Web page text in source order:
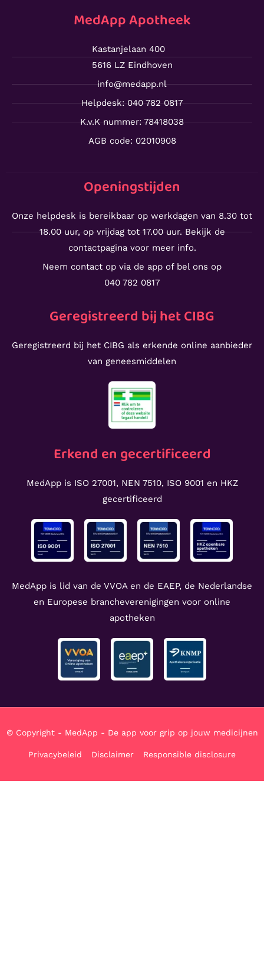
MedApp Apotheek
Kastanjelaan 400
5616 LZ Eindhoven
info@medapp.nl
Helpdesk: 040 782 0817
K.v.K nummer: 78418038
AGB code: 02010908
Openingstijden
Onze helpdesk is bereikbaar op werkdagen van 8.30 tot
18.00 uur, op vrijdag tot 17.00 uur. Bekijk de
contactpagina voor meer info.
Neem contact op via de app of bel ons op
040 782 0817
Geregistreerd bij het CIBG
Geregistreerd bij het CIBG als erkende online aanbieder
van geneesmiddelen
Erkend en gecertificeerd
MedApp is ISO 27001, NEN 7510, ISO 9001 en HKZ
gecertificeerd
MedApp is lid van de VVOA en de EAEP, de Nederlandse
en Europese brancheverenigingen voor online
apotheken
© Copyright - MedApp - De app voor grip op jouw medicijnen
Privacybeleid Disclaimer Responsible disclosure